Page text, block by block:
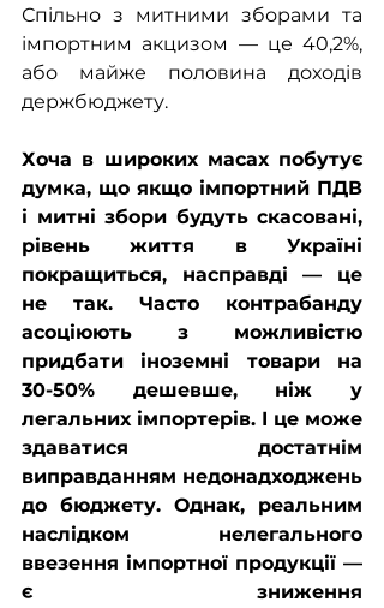
Спільно з митними зборами та
імпортним акцизом — це 40,2%,
або майже половина доходів
держбюджету.
Хоча в широких масах побутує
думка, що якщо імпортний ПДВ
і митні збори будуть скасовані,
рівень життя в Україні
покращиться, насправді — це
не так. Часто контрабанду
асоціюють з можливістю
придбати іноземні товари на
30-50% дешевше, ніж у
легальних імпортерів. І це може
здаватися достатнім
виправданням недонадходжень
до бюджету. Однак, реальним
наслідком нелегального
ввезення імпортної продукції —
є зниження